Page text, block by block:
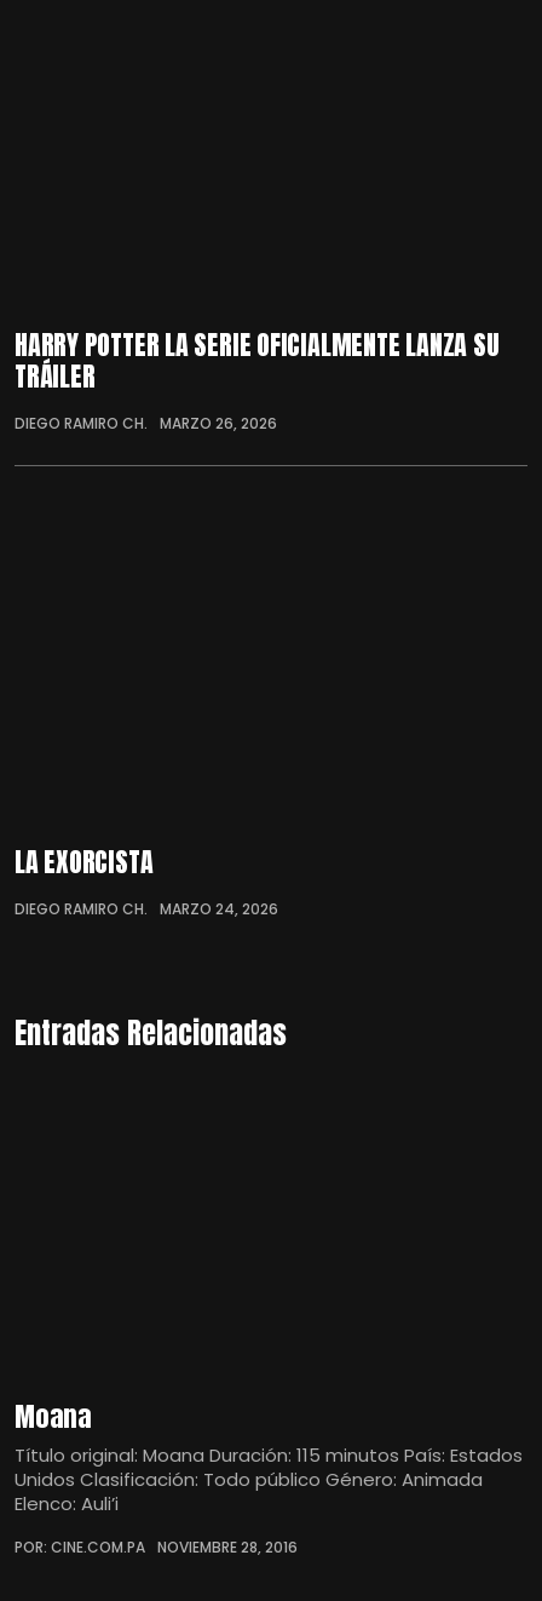
HARRY POTTER LA SERIE OFICIALMENTE LANZA SU
TRÁILER
DIEGO RAMIRO CH. MARZO 26, 2026
LA EXORCISTA
DIEGO RAMIRO CH. MARZO 24, 2026
Entradas Relacionadas
Moana
Título original: Moana Duración: 115 minutos País: Estados
Unidos Clasificación: Todo público Género: Animada
Elenco: Auli’i
POR: CINE.COM.PA NOVIEMBRE 28, 2016